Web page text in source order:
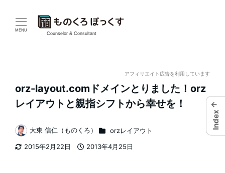
MENU
Counselor & Consultant
アフィリエイト広告を利用しています
orz-layout.comドメインとりました！orz
レイアウトと親指シフトから幸せを！
2015年2月22日
2013年4月25日
著
者
大東 信仁（ものくろ） カテゴリー
orzレイアウト
←
Index